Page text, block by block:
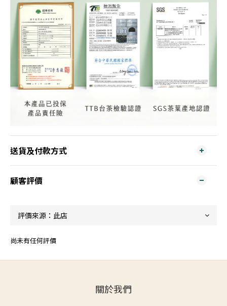
送貨及付款方式
顧客評價
尚未有任何評價
關於我們